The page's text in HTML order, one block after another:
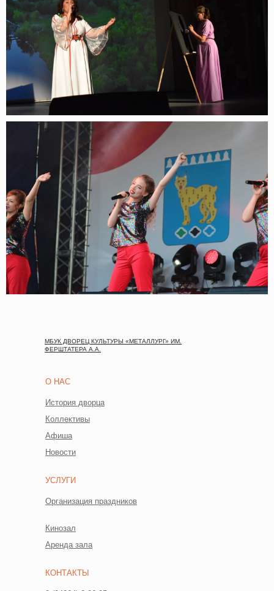
История дворца
Организация праздников
Коллективы
Афиша
Кинозал
Новости
Аренда зала
О НАС
УСЛУГИ
КОНТАКТЫ
МБУК ДВОРЕЦ КУЛЬТУРЫ «МЕТАЛЛУРГ» ИМ.
ФЕРШТАТЕРА А.А.